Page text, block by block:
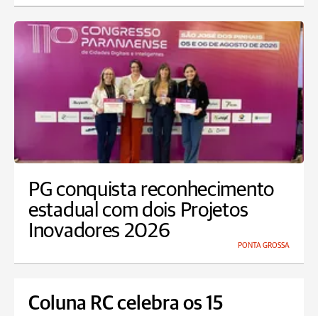
PG conquista reconhecimento
estadual com dois Projetos
Inovadores 2026
PONTA GROSSA
Coluna RC celebra os 15